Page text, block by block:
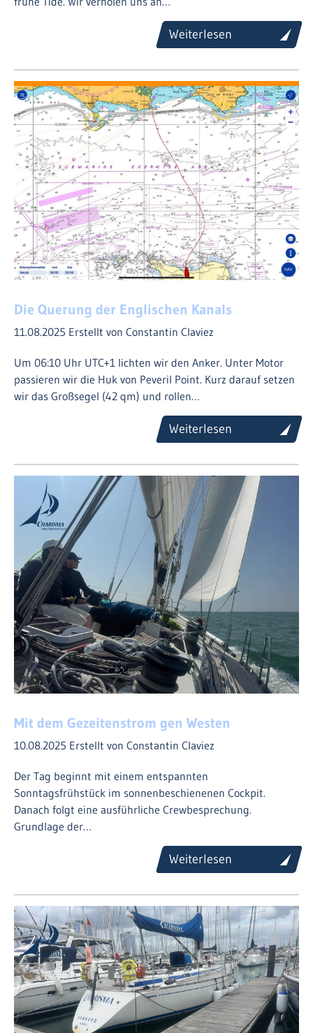
Weiterlesen
Die Querung der Englischen Kanals
11.08.2025 Erstellt von Constantin Claviez
Um 06:10 Uhr UTC+1 lichten wir den Anker. Unter Motor
passieren wir die Huk von Peveril Point. Kurz darauf setzen
wir das Großsegel (42 qm) und rollen…
Weiterlesen
Mit dem Gezeitenstrom gen Westen
10.08.2025 Erstellt von Constantin Claviez
Der Tag beginnt mit einem entspannten
Sonntagsfrühstück im sonnenbeschienenen Cockpit.
Danach folgt eine ausführliche Crewbesprechung.
Grundlage der…
Weiterlesen